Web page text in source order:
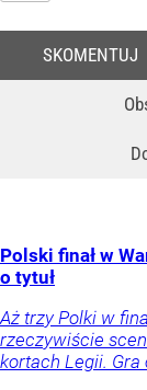
SKOMENTUJ
Polski finał w
o tytuł
Aż trzy Polki w
rzeczywiście
kortach Legii. Gra